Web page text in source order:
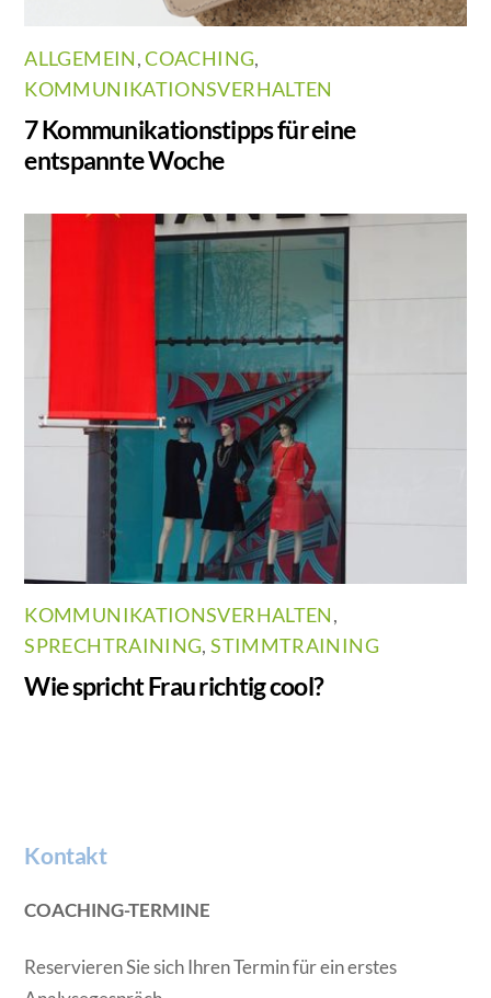
ALLGEMEIN,COACHING,
KOMMUNIKATIONSVERHALTEN
7 Kommunikationstipps für eine
entspannte Woche
KOMMUNIKATIONSVERHALTEN,
SPRECHTRAINING,STIMMTRAINING
Wie spricht Frau richtig cool?
Kontakt
COACHING-TERMINE
Reservieren Sie sich Ihren Termin für ein erstes